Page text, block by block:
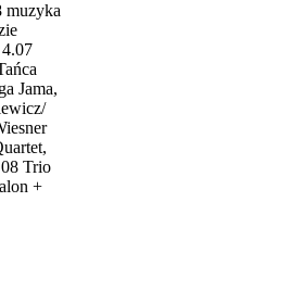
muzyka
Jama,
Trio
+